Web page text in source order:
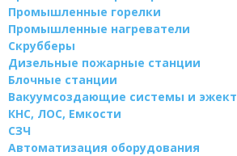
Промышленные горелки
Промышленные нагреватели
Скрубберы
Дизельные пожарные станции
Блочные станции
Вакуумсоздающие системы и
КНС, ЛОС, Емкости
СЗЧ
Автоматизация оборудования